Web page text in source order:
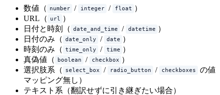
数値（ number / integer / float ）
URL（ url ）
日付と時刻（ date_and_time / datetime ）
日付のみ（ date_only / date ）
時刻のみ（ time_only / time ）
真偽値（
boolean / checkbox ）
選択肢系（ select_box / radio_button / checkboxes
の値
マッピング無し）
テキスト系（翻訳せずに引き継ぎたい場合）